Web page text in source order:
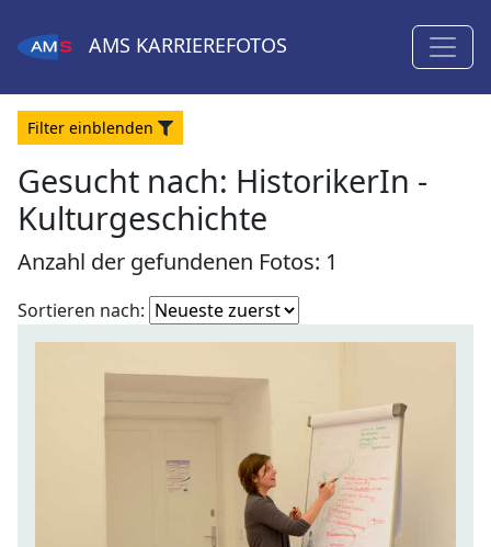
AMS KARRIEREFOTOS
Filter einblenden
Gesucht nach: HistorikerIn -
Kulturgeschichte
Anzahl der gefundenen Fotos: 1
Sortieren nach: